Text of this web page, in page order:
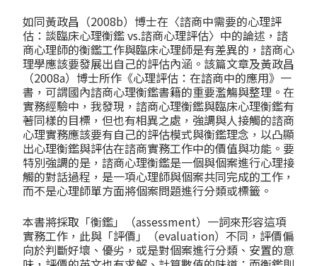
如同黃政昌（2008b）博士在〈諮商中需要的心理評
估：談臨床心理衡鑑 vs.諮商心理評估〉中的論述，諮
商心理師的衡鑑工作與臨床心理師是有差異的，諮商心
理學應該要發展出自己的評估內涵。該篇文章及黃政昌
（2008a）博士所作《心理評估：在諮商中的應用》一
書，可謂國內諮商心理衡鑑書籍的重要濫觴與整理。在
實務經驗中，我發現，諮商心理衡鑑與臨床心理衡鑑有
著同樣的目標，但也有相異之處，強調與人接觸的諮商
心理實務應該要有自己的評估模式與衡鑑理念，以凸顯
出心理衡鑑與評估在諮商實務工作中的價值與功能。要
特別強調的是，諮商心理衡鑑是一個與個案進行心理接
觸的對話過程，是一項心理師與個案共同完成的工作，
而不是心理師單方面將個案問題進行分類或標籤。
本書將採取「衡鑑」（assessment）一詞來形容這項
實務工作，此與「評價」（evaluation）不同，評價偏
向於判斷好壞、優劣，或是對個案進行分類、安置的意